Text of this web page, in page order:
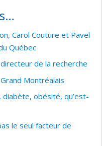
Carol Couture et Pavel
Québec
de la recherche
Montréalais
obésité, qu’est-
le seul facteur de